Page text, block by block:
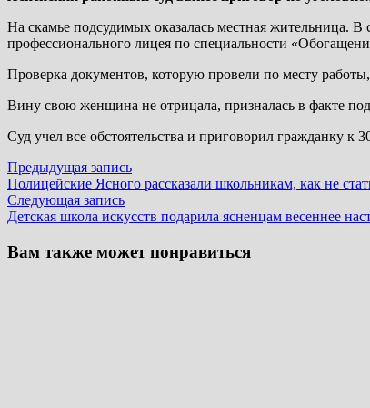
На скамье подсудимых оказалась местная жительница.
профессионального лицея по специальности
Проверка документов, которую провели по месту
Вину свою женщина не отрицала, призналась в факте
Суд учел все обстоятельства и приговорил гражданку к
Навигация
по
записям
Предыдущая записьПредыдущая
запись:
Полицейские Ясного рассказали школьникам, как не
Следующая записьСледующая
запись:
Детская школа искусств подарила ясненцам весеннее
Вам также может понравиться